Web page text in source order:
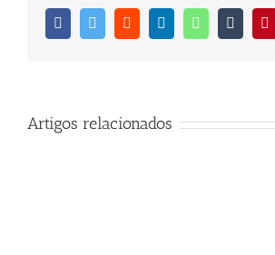
FacebookTwitter Reddit LinkedInWhatsAppTumblr
Artigos relacionados